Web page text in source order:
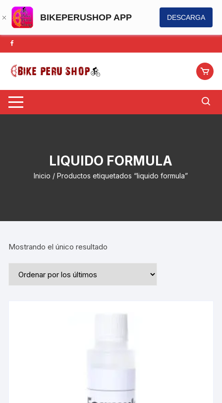
BIKEPERUSHOP APP DESCARGA
Saltar
al
contenido
LIQUIDO FORMULA
Inicio / Productos etiquetados “liquido formula”
Mostrando el único resultado